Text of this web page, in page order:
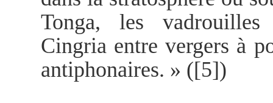
Tonga, les vadrouilles
Cingria entre vergers à
antiphonaires. » ([5])